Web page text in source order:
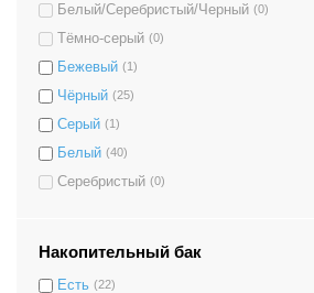
Белый/Серебристый/Черный (0)
Тёмно-серый (0)
Бежевый (1)
Чёрный (25)
Серый (1)
Белый (40)
Серебристый (0)
Накопительный бак
Есть (22)